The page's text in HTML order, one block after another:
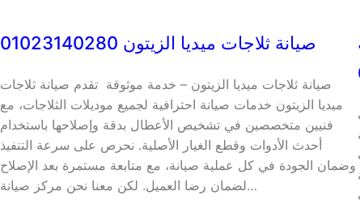
صيانة ثلاجات ميديا الزيتون 01023140280
صيانة ثلاجات ميديا الزيتون – خدمة موثوقة تقدم صيانة ثلاجات
ميديا الزيتون خدمات صيانة احترافية لجميع موديلات الثلاجات، مع
فنيين متخصصين في تشخيص الأعطال بدقة وإصلاحها باستخدام
أحدث الأدوات وقطع الغيار الأصلية. نحرص على سرعة التنفيذ
وضمان الجودة في كل عملية صيانة، مع متابعة مستمرة بعد الإصلاح
لضمان رضا العميل. لكن معنا نحن مركز صيانة…